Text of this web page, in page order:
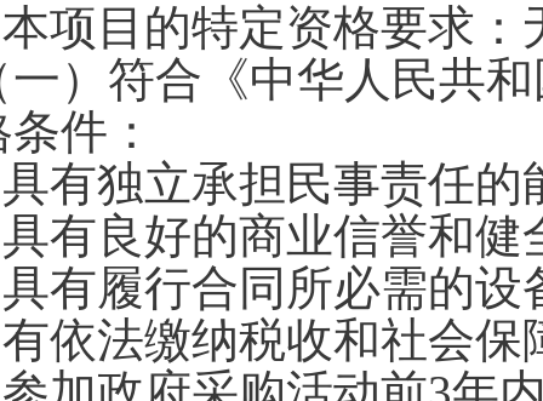
本项目的特定资格要求：
一）符合《中华人民共
件：
有独立承担民事责任的
有良好的商业信誉和
有履行合同所必需的
依法缴纳税收和社会